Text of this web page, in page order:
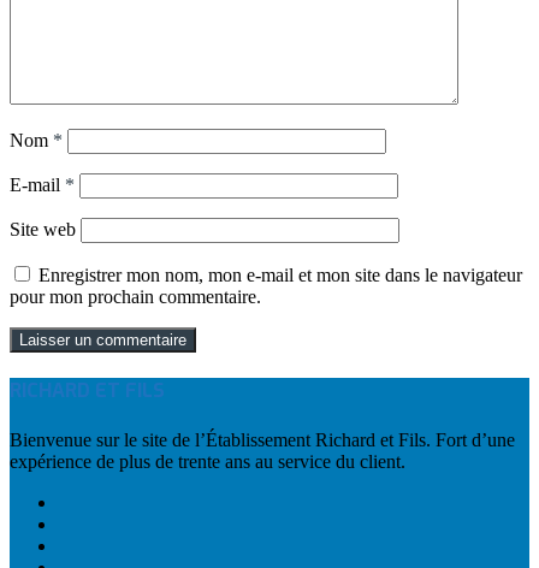
Nom *
E-mail *
Site web
Enregistrer mon nom, mon e-mail et mon site dans le navigateur
pour mon prochain commentaire.
RICHARD ET FILS
Bienvenue sur le site de l’Établissement Richard et Fils. Fort d’une
expérience de plus de trente ans au service du client.